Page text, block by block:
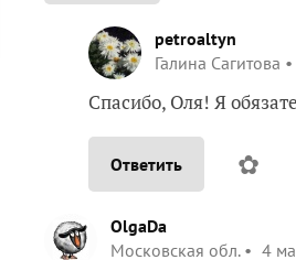
petroaltyn
Галина Сагитова
Спасибо, Оля! Я
Ответить ✿
OlgaDa
Московская обл.
4